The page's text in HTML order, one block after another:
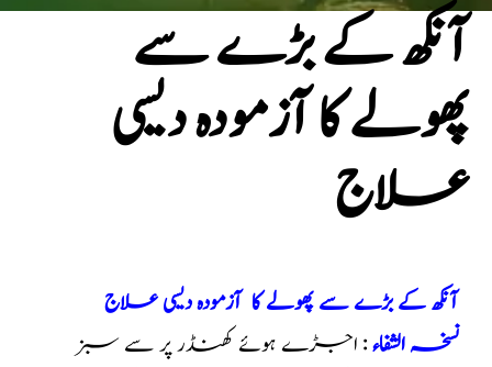
آنکھ کے بڑے سے
پھولے کا آزمودہ دیسی
علاج
آنکھ کے بڑے سے پھولے کا آزمودہ دیسی علاج
نسخہ الشفاء: اجڑے ہوئے کھنڈر پر سے سبز